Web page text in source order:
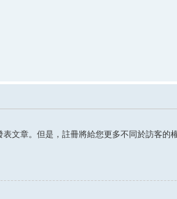
文章。但是，註冊將給您更多不同於訪客